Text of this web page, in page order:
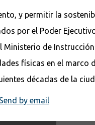
y permitir la
por el Poder
Ministerio de
físicas en el marco
décadas de la